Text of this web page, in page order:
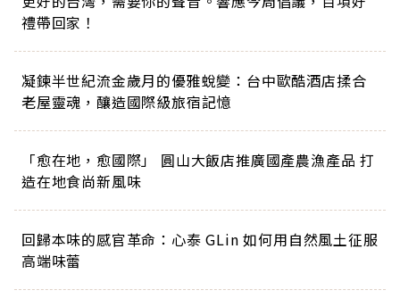
禮帶回家！
凝鍊半世紀流金歲月的優雅蛻變：台中歐酷酒店揉合
老屋靈魂，釀造國際級旅宿記憶
「愈在地，愈國際」 圓山大飯店推廣國產農漁產品 打
造在地食尚新風味
回歸本味的感官革命：心泰 GLin 如何用自然風土征服
高端味蕾